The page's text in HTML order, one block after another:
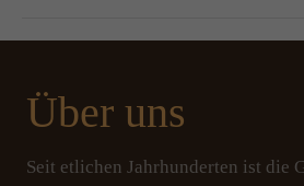
Über uns
Seit etlichen Jahrhunderten ist die